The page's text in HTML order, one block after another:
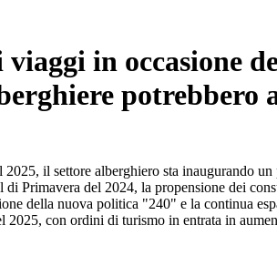
in occasione
potrebbero
il settore alberghiero sta inaugurando
Primavera del 2024, la propensione dei
della nuova politica "240" e la continua
con ordini di turismo in entrata in